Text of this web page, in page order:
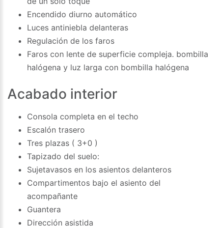
Encendido diurno automático
Luces antiniebla delanteras
Regulación de los faros
Faros con lente de superficie compleja. bombilla
halógena y luz larga con bombilla halógena
Acabado interior
Consola completa en el techo
Escalón trasero
Tres plazas ( 3+0 )
Tapizado del suelo:
Sujetavasos en los asientos delanteros
Compartimentos bajo el asiento del
acompañante
Guantera
Dirección asistida